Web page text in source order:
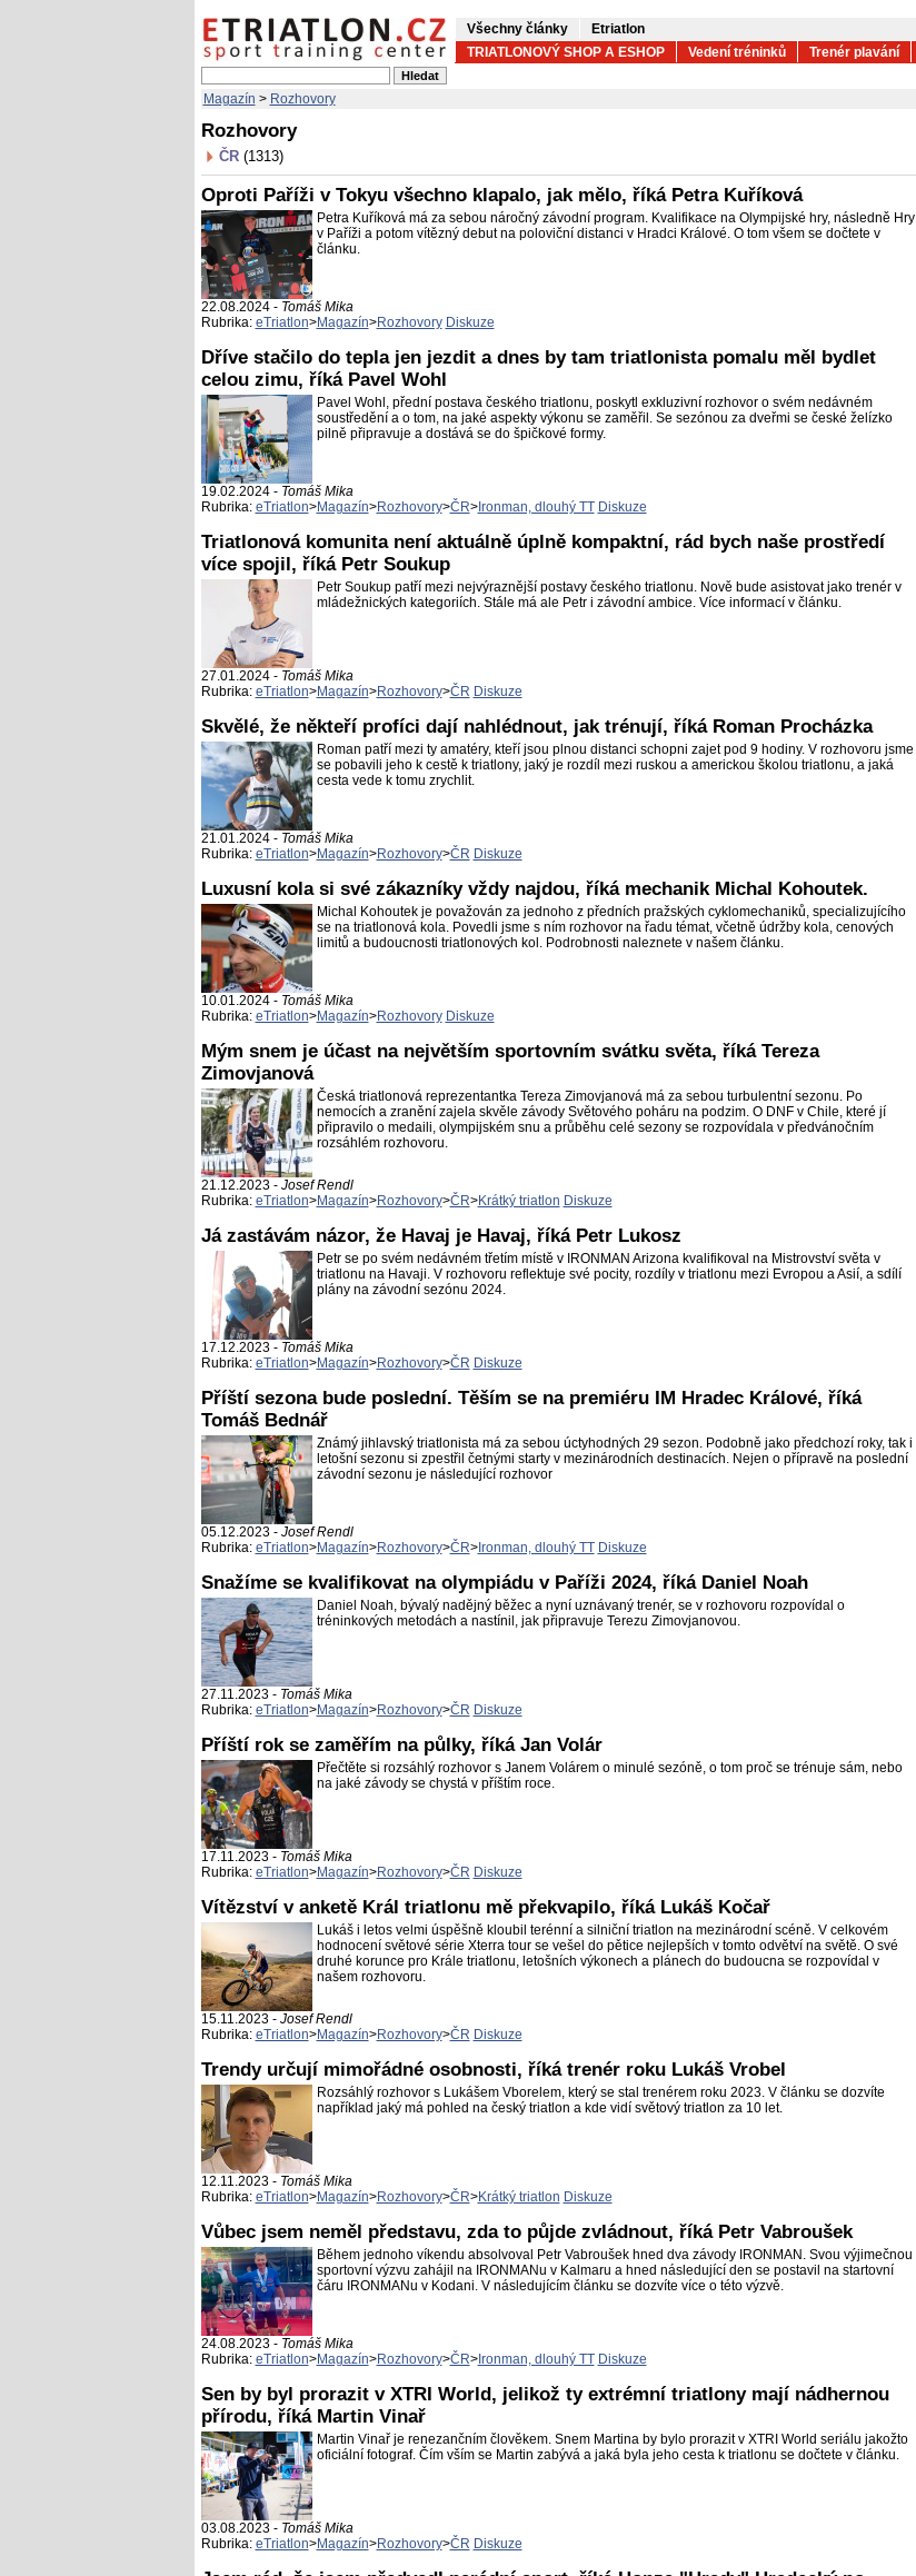
Všechny články
Etriatlon
TRIATLONOVÝ SHOP A ESHOP
Vedení tréninků Trenér plavání
Magazín > Rozhovory
Rozhovory
ČR (1313)
Oproti Paříži v Tokyu všechno klapalo, jak mělo, říká Petra Kuříková
Petra Kuříková má za sebou náročný závodní program. Kvalifikace na Olympijské hry, následně Hry
v Paříži a potom vítězný debut na poloviční distanci v Hradci Králové. O tom všem se dočtete v
článku.
22.08.2024 - Tomáš Mika
Rubrika: eTriatlon>Magazín>Rozhovory Diskuze
Dříve stačilo do tepla jen jezdit a dnes by tam triatlonista pomalu měl bydlet
celou zimu, říká Pavel Wohl
Pavel Wohl, přední postava českého triatlonu, poskytl exkluzivní rozhovor o svém nedávném
soustředění a o tom, na jaké aspekty výkonu se zaměřil. Se sezónou za dveřmi se české želízko
pilně připravuje a dostává se do špičkové formy.
19.02.2024 - Tomáš Mika
Rubrika: eTriatlon>Magazín>Rozhovory>ČR>Ironman, dlouhý TT Diskuze
Triatlonová komunita není aktuálně úplně kompaktní, rád bych naše prostředí
více spojil, říká Petr Soukup
Petr Soukup patří mezi nejvýraznější postavy českého triatlonu. Nově bude asistovat jako trenér v
mládežnických kategoriích. Stále má ale Petr i závodní ambice. Více informací v článku.
27.01.2024 - Tomáš Mika
Rubrika: eTriatlon>Magazín>Rozhovory>ČR Diskuze
Skvělé, že někteří profíci dají nahlédnout, jak trénují, říká Roman Procházka
Roman patří mezi ty amatéry, kteří jsou plnou distanci schopni zajet pod 9 hodiny. V rozhovoru jsme
se pobavili jeho k cestě k triatlony, jaký je rozdíl mezi ruskou a americkou školou triatlonu, a jaká
cesta vede k tomu zrychlit.
21.01.2024 - Tomáš Mika
Rubrika: eTriatlon>Magazín>Rozhovory>ČR Diskuze
Luxusní kola si své zákazníky vždy najdou, říká mechanik Michal Kohoutek.
Michal Kohoutek je považován za jednoho z předních pražských cyklomechaniků, specializujícího
se na triatlonová kola. Povedli jsme s ním rozhovor na řadu témat, včetně údržby kola, cenových
limitů a budoucnosti triatlonových kol. Podrobnosti naleznete v našem článku.
10.01.2024 - Tomáš Mika
Rubrika: eTriatlon>Magazín>Rozhovory Diskuze
Mým snem je účast na největším sportovním svátku světa, říká Tereza
Zimovjanová
Česká triatlonová reprezentantka Tereza Zimovjanová má za sebou turbulentní sezonu. Po
nemocích a zranění zajela skvěle závody Světového poháru na podzim. O DNF v Chile, které jí
připravilo o medaili, olympijském snu a průběhu celé sezony se rozpovídala v předvánočním
rozsáhlém rozhovoru.
21.12.2023 - Josef Rendl
Rubrika: eTriatlon>Magazín>Rozhovory>ČR>Krátký triatlon Diskuze
Já zastávám názor, že Havaj je Havaj, říká Petr Lukosz
Petr se po svém nedávném třetím místě v IRONMAN Arizona kvalifikoval na Mistrovství světa v
triatlonu na Havaji. V rozhovoru reflektuje své pocity, rozdíly v triatlonu mezi Evropou a Asií, a sdílí
plány na závodní sezónu 2024.
17.12.2023 - Tomáš Mika
Rubrika: eTriatlon>Magazín>Rozhovory>ČR Diskuze
Příští sezona bude poslední. Těším se na premiéru IM Hradec Králové, říká
Tomáš Bednář
Známý jihlavský triatlonista má za sebou úctyhodných 29 sezon. Podobně jako předchozí roky, tak i
letošní sezonu si zpestřil četnými starty v mezinárodních destinacích. Nejen o přípravě na poslední
závodní sezonu je následující rozhovor
05.12.2023 - Josef Rendl
Rubrika: eTriatlon>Magazín>Rozhovory>ČR>Ironman, dlouhý TT Diskuze
Snažíme se kvalifikovat na olympiádu v Paříži 2024, říká Daniel Noah
Daniel Noah, bývalý nadějný běžec a nyní uznávaný trenér, se v rozhovoru rozpovídal o
tréninkových metodách a nastínil, jak připravuje Terezu Zimovjanovou.
27.11.2023 - Tomáš Mika
Rubrika: eTriatlon>Magazín>Rozhovory>ČR Diskuze
Příští rok se zaměřím na půlky, říká Jan Volár
Přečtěte si rozsáhlý rozhovor s Janem Volárem o minulé sezóně, o tom proč se trénuje sám, nebo
na jaké závody se chystá v příštím roce.
17.11.2023 - Tomáš Mika
Rubrika: eTriatlon>Magazín>Rozhovory>ČR Diskuze
Vítězství v anketě Král triatlonu mě překvapilo, říká Lukáš Kočař
Lukáš i letos velmi úspěšně kloubil terénní a silniční triatlon na mezinárodní scéně. V celkovém
hodnocení světové série Xterra tour se vešel do pětice nejlepších v tomto odvětví na světě. O své
druhé korunce pro Krále triatlonu, letošních výkonech a plánech do budoucna se rozpovídal v
našem rozhovoru.
15.11.2023 - Josef Rendl
Rubrika: eTriatlon>Magazín>Rozhovory>ČR Diskuze
Trendy určují mimořádné osobnosti, říká trenér roku Lukáš Vrobel
Rozsáhlý rozhovor s Lukášem Vborelem, který se stal trenérem roku 2023. V článku se dozvíte
například jaký má pohled na český triatlon a kde vidí světový triatlon za 10 let.
12.11.2023 - Tomáš Mika
Rubrika: eTriatlon>Magazín>Rozhovory>ČR>Krátký triatlon Diskuze
Vůbec jsem neměl představu, zda to půjde zvládnout, říká Petr Vabroušek
Během jednoho víkendu absolvoval Petr Vabroušek hned dva závody IRONMAN. Svou výjimečnou
sportovní výzvu zahájil na IRONMANu v Kalmaru a hned následující den se postavil na startovní
čáru IRONMANu v Kodani. V následujícím článku se dozvíte více o této výzvě.
24.08.2023 - Tomáš Mika
Rubrika: eTriatlon>Magazín>Rozhovory>ČR>Ironman, dlouhý TT Diskuze
Sen by byl prorazit v XTRI World, jelikož ty extrémní triatlony mají nádhernou
přírodu, říká Martin Vinař
Martin Vinař je renezančním člověkem. Snem Martina by bylo prorazit v XTRI World seriálu jakožto
oficiální fotograf. Čím vším se Martin zabývá a jaká byla jeho cesta k triatlonu se dočtete v článku.
03.08.2023 - Tomáš Mika
Rubrika: eTriatlon>Magazín>Rozhovory>ČR Diskuze